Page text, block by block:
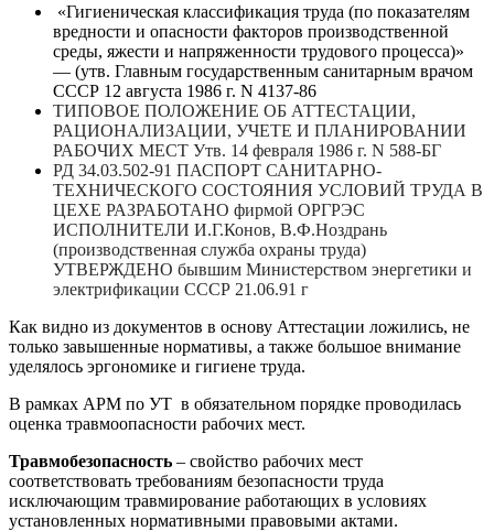
«Гигиеническая классификация труда (по показателям
вредности и опасности факторов производственной
среды, яжести и напряженности трудового процесса)»
— (утв. Главным государственным санитарным врачом
СССР 12 августа 1986 г. N 4137-86
ТИПОВОЕ ПОЛОЖЕНИЕ ОБ АТТЕСТАЦИИ,
РАЦИОНАЛИЗАЦИИ, УЧЕТЕ И ПЛАНИРОВАНИИ
РАБОЧИХ МЕСТ Утв. 14 февраля 1986 г. N 588-БГ
РД 34.03.502-91 ПАСПОРТ САНИТАРНО-
ТЕХНИЧЕСКОГО СОСТОЯНИЯ УСЛОВИЙ ТРУДА В
ЦЕХЕ РАЗРАБОТАНО фирмой ОРГРЭС
ИСПОЛНИТЕЛИ И.Г.Конов, В.Ф.Ноздрань
(производственная служба охраны труда)
УТВЕРЖДЕНО бывшим Министерством энергетики и
электрификации СССР 21.06.91 г
Как видно из документов в основу Аттестации ложились, не
только завышенные нормативы, а также большое внимание
уделялось эргономике и гигиене труда.
В рамках АРМ по УТ в обязательном порядке проводилась
оценка травмоопасности рабочих мест.
Травмобезопасность – свойство рабочих мест
соответствовать требованиям безопасности труда
исключающим травмирование работающих в условиях
установленных нормативными правовыми актами.